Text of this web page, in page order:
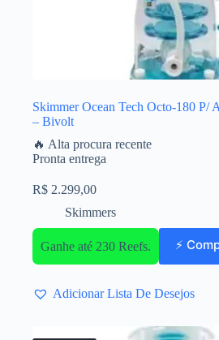
Skimmer Ocean Tech Octo-180 P/
– Bivolt
🔥 Alta procura recente
Pronta entrega
R$ 2.299,00
Skimmers
Ganhe até 230 Reefs. ⚡
Adicionar Lista De Desejos